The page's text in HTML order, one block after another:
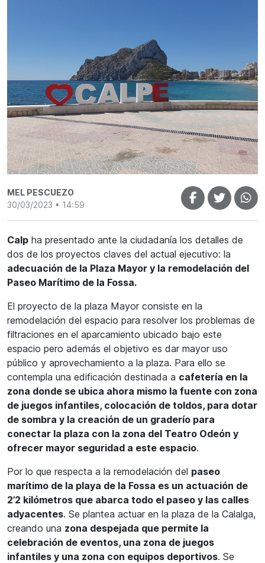
MEL PESCUEZO
30/03/2023 • 14:59
Calp ha presentado ante la ciudadanía los detalles de
dos de los proyectos claves del actual ejecutivo: la
adecuación de la Plaza Mayor y la remodelación del
Paseo Marítimo de la Fossa.
El proyecto de la plaza Mayor consiste en la
remodelación del espacio para resolver los problemas de
filtraciones en el aparcamiento ubicado bajo este
espacio pero además el objetivo es dar mayor uso
público y aprovechamiento a la plaza. Para ello se
contempla una edificación destinada a cafetería en la
zona donde se ubica ahora mismo la fuente con zona
de juegos infantiles, colocación de toldos, para dotar
de sombra y la creación de un graderío para
conectar la plaza con la zona del Teatro Odeón y
ofrecer mayor seguridad a este espacio.
Por lo que respecta a la remodelación del paseo
marítimo de la playa de la Fossa es un actuación de
2’2 kilómetros que abarca todo el paseo y las calles
adyacentes. Se plantea actuar en la plaza de la Calalga,
creando una zona despejada que permite la
celebración de eventos, una zona de juegos
infantiles y una zona con equipos deportivos. Se